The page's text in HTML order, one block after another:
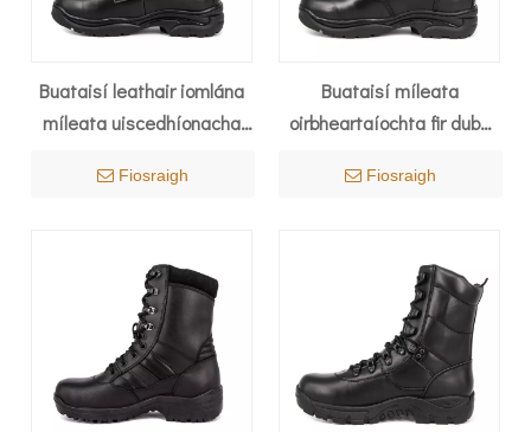
Buataisí leathair iomlána
míleata uiscedhíonacha
6296
Fiosraigh
Buataisí míleata
oirbheartaíochta fir dubh
Fiosraigh